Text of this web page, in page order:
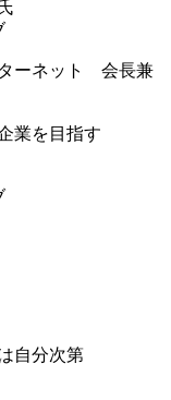
ターネット 会長兼
業を目指す